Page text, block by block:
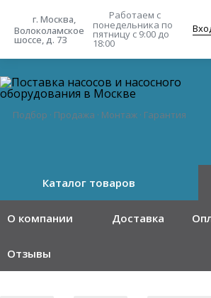
г. Москва,
Волоколамское
шоссе, д. 73
Работаем с
понедельника по
пятницу с 9:00 до
18:00
Подбор · Продажа · Монтаж · Гарантия
Каталог товаров
О компании Доставка
Отзывы